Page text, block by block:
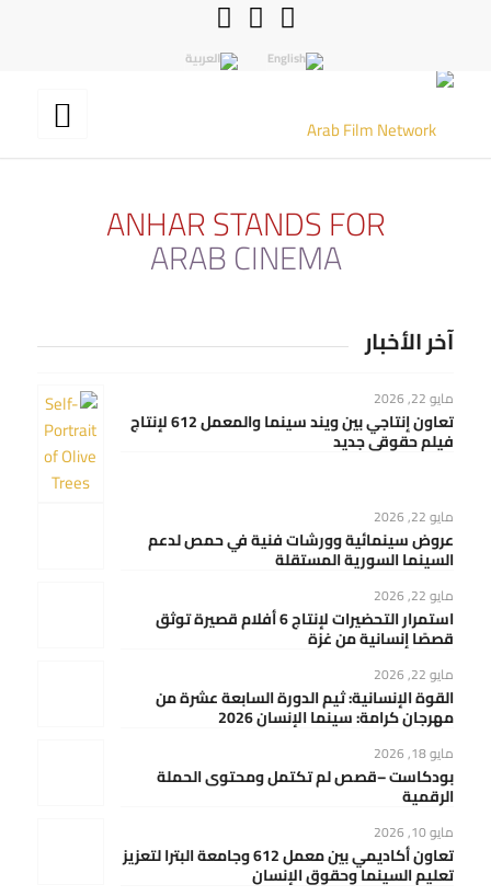
ANHAR STANDS FOR
ARAB CINEMA
آخر الأخبار
مايو 22, 2026
تعاون إنتاجي بين ويند سينما والمعمل 612 لإنتاج
فيلم حقوقي جديد
مايو 22, 2026
عروض سينمائية وورشات فنية في حمص لدعم
السينما السورية المستقلة
مايو 22, 2026
استمرار التحضيرات لإنتاج 6 أفلام قصيرة توثق
قصصًا إنسانية من غزة
مايو 22, 2026
القوة الإنسانية: ثيم الدورة السابعة عشرة من
مهرجان كرامة: سينما الإنسان 2026
مايو 18, 2026
بودكاست –قصص لم تكتمل ومحتوى الحملة
الرقمية
مايو 10, 2026
تعاون أكاديمي بين معمل 612 وجامعة البترا لتعزيز
تعليم السينما وحقوق الإنسان